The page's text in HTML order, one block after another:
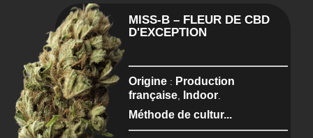
MISS-B – FLEUR DE CBD
D'EXCEPTION
Origine: Production
française, Indoor.
Méthode de cultur...